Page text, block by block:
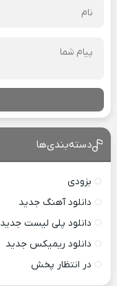
دسته‌بندی‌ها
بزودی
دانلود آهنگ جدید
دانلود پلی لیست جدید
دانلود ریمیکس جدید
در انتظار پخش